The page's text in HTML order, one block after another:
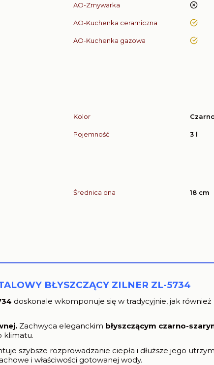
AO-Zmywarka nie
AO-Kuchenka ceramiczna tak
AO-Kuchenka gazowa tak
Kolor
Pojemność 3 l
Średnica dna 18 cm
BŁYSZCZĄCY ZILNER ZL-5734
doskonale wkomponuje się w tradycyjnie, jak
Zachwyca eleganckim błyszczącym czarno-
klimatu.
szybsze rozprowadzanie ciepła i dłuższe jego
i właściwości gotowanej wody.